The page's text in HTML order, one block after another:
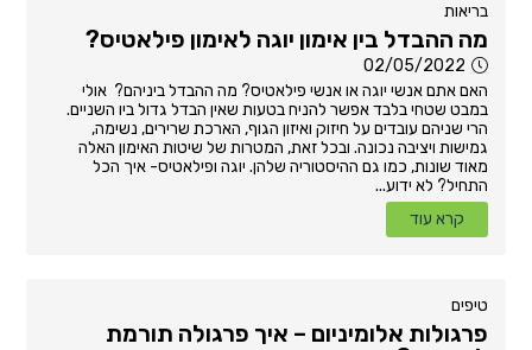
בריאות
מה ההבדל בין אימון יוגה לאימון פילאטיס?
02/05/2022
האם אתם אנשי יוגה או אנשי פילאטיס? מה ההבדל ביניהם? אולי
במבט שטחי בלבד אפשר להניח בטעות שאין הבדל גדול ביו השניים.
הרי שניהם עובדים על חיזוק ואיזון הגוף, הארכת שרירים, נשימה,
גמישות ויציבה נכונה. ובכל זאת, המטרות של שיטות האימון האלה
מאוד שונות, כמו גם ההיסטוריה שלהן. יוגה ופילאטיס- איך הכל
התחיל? לא ידוע...
קרא עוד
טיפים
פרגולות אלומיניום – איך פרגולה תורמת